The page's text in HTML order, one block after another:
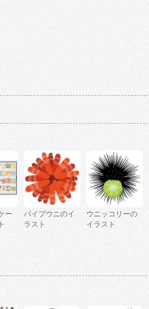
ー
パイプウニのイ
ラスト
ウニッコリーの
イラスト